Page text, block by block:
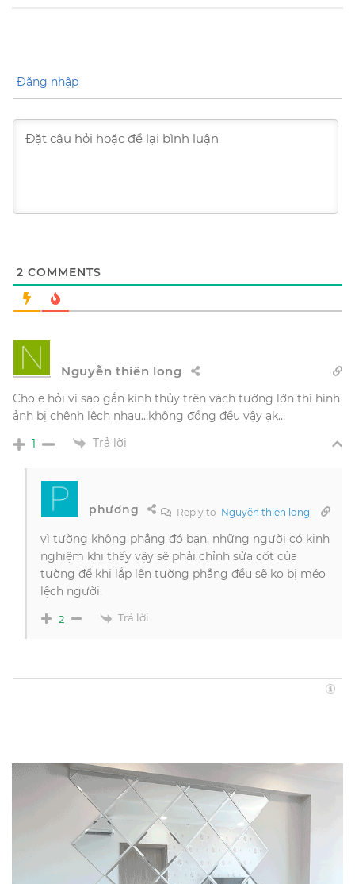
Đăng nhập
2 COMMENTS
Nguyễn thiên long
Cho e hỏi vì sao gắn kính thủy trên vách tường lớn thì hình
ảnh bị chênh lêch nhau…không đồng đều vậy ạk…
1
Trả lời
phương Reply to Nguyễn thiên long
vì tường không phẳng đó bạn, những người có kinh
nghiệm khi thấy vậy sẽ phải chỉnh sửa cốt của
tường để khi lắp lên tường phẳng đều sẽ ko bị méo
lệch người.
2 Trả lời